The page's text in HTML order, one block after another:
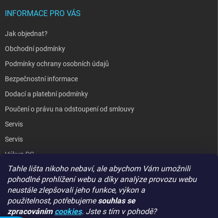
Tahle lišta nikoho nebaví, ale abychom Vám umožnili
pohodlné prohlížení webu a díky analýze provozu webu
neustále zlepšovali jeho funkce, výkon a
použitelnost, potřebujemesouhlas se
zpracováním cookies. Jste s tím v pohodě?
INFORMACE PRO VÁS
Jak objednat?
Obchodní podmínky
Podmínky ochrany osobních údajů
Bezpečnostní informace
Dodací a platební podmínky
Poučení o právu na odstoupení od smlouvy
Servis
Servis
Výkup PC
Kopírování / laminování
Hodnocení obchodu